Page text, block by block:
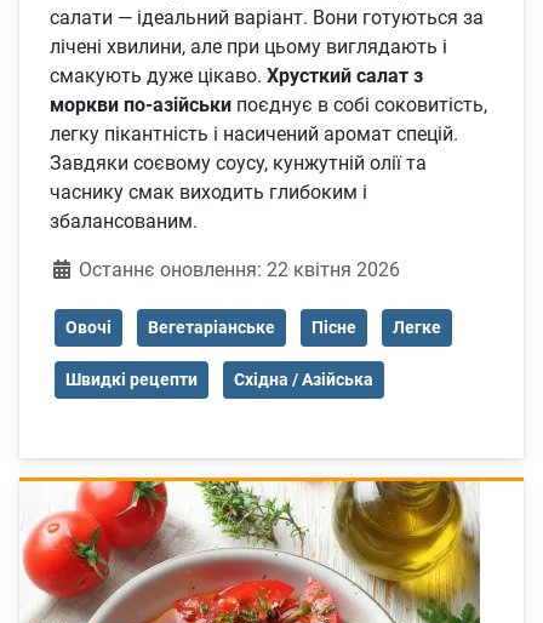
салати — ідеальний варіант. Вони готуються за
лічені хвилини, але при цьому виглядають і
смакують дуже цікаво. Хрусткий салат з
моркви по-азійськи поєднує в собі соковитість,
легку пікантність і насичений аромат спецій.
Завдяки соєвому соусу, кунжутній олії та
часнику смак виходить глибоким і
збалансованим.
ДеталіОстаннє оновлення: 22 квітня 2026
Овочі Вегетаріанське Пісне Легке
Швидкі рецепти Східна / Азійська